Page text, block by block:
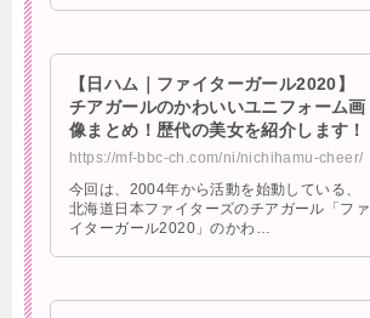
【日ハム｜ファイターガール2020】
チアガールのかわいいユニフォーム画
像まとめ！歴代の美女を紹介します！
https://mf-bbc-ch.com/ni/nichihamu-cheer/
今回は、2004年から活動を始動している、
北海道日本ファイターズのチアガール「ファ
イターガール2020」のかわ…